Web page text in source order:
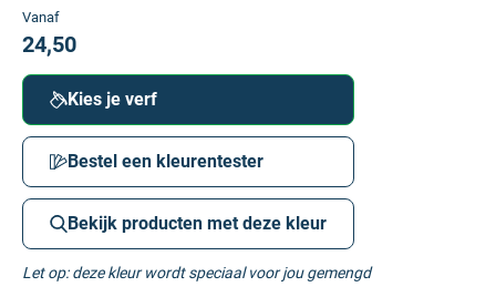
Vanaf
24,50
Kies je verf
Bestel een kleurentester
Bekijk producten met deze kleur
Let op: deze kleur wordt speciaal voor jou gemengd